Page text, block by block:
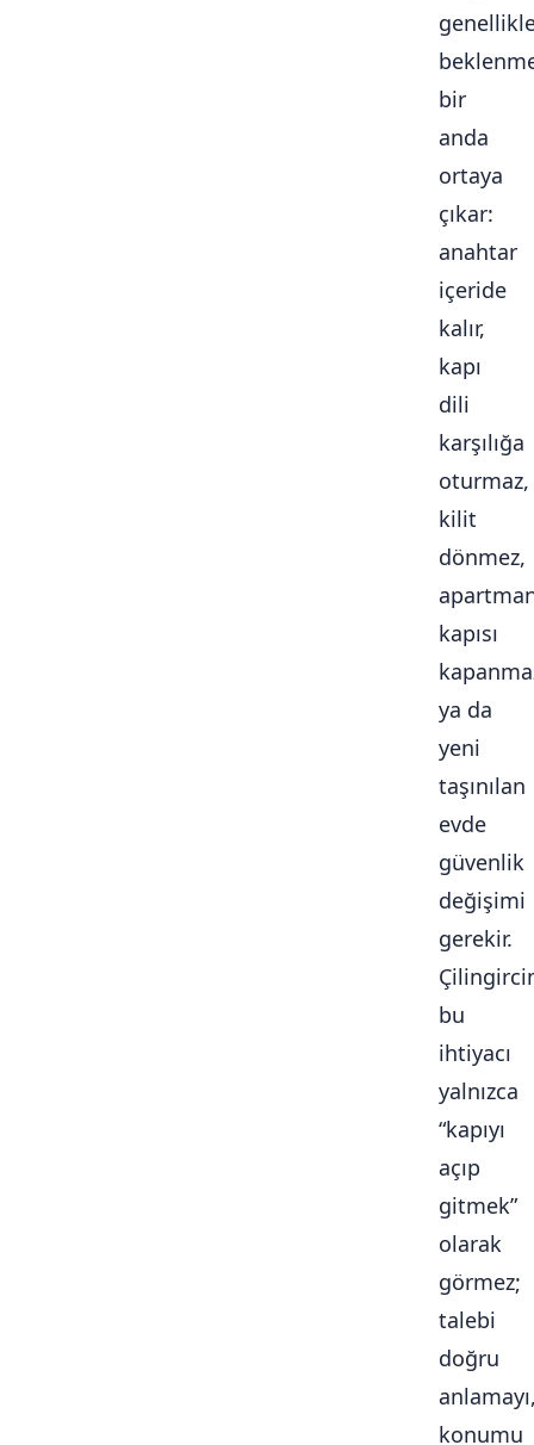
bir
anda
ortaya
çıkar:
anahtar
içeride
kalır,
kapı
dili
karşılığa
oturmaz,
kilit
dönmez,
kapısı
ya da
yeni
taşınılan
evde
güvenlik
değişimi
gerekir.
bu
ihtiyacı
yalnızca
“kapıyı
açıp
gitmek”
olarak
görmez;
talebi
doğru
konumu